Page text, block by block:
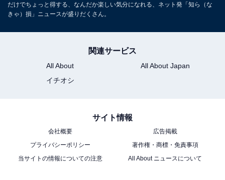
だけでちょっと得する、なんだか楽しい気分になれる、ネット発「知ら（な
きゃ）損」ニュースが盛りだくさん。
関連サービス
All About
All About Japan
イチオシ
サイト情報
会社概要
広告掲載
プライバシーポリシー
著作権・商標・免責事項
当サイトの情報についての注意
All About ニュースについて